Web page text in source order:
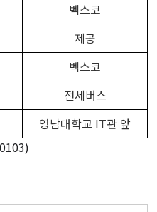
벡스코
제공
벡스코
전세버스
영남대학교 IT관 앞